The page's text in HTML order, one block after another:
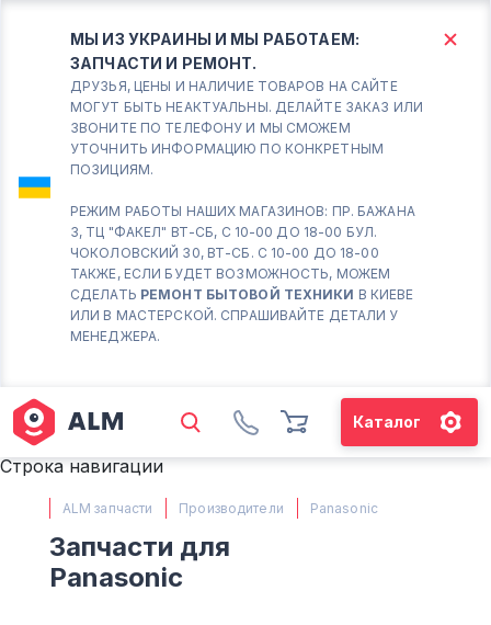
МЫ ИЗ УКРАИНЫ И МЫ РАБОТАЕМ:
ЗАПЧАСТИ И РЕМОНТ.
ДРУЗЬЯ, ЦЕНЫ И НАЛИЧИЕ ТОВАРОВ НА САЙТЕ
МОГУТ БЫТЬ НЕАКТУАЛЬНЫ. ДЕЛАЙТЕ ЗАКАЗ ИЛИ
ЗВОНИТЕ ПО ТЕЛЕФОНУ И МЫ СМОЖЕМ
УТОЧНИТЬ ИНФОРМАЦИЮ ПО КОНКРЕТНЫМ
ПОЗИЦИЯМ.
РЕЖИМ РАБОТЫ НАШИХ МАГАЗИНОВ: ПР. БАЖАНА
3, ТЦ "ФАКЕЛ" ВТ-СБ, С 10-00 ДО 18-00 БУЛ.
ЧОКОЛОВСКИЙ 30, ВТ-СБ. С 10-00 ДО 18-00
ТАКЖЕ, ЕСЛИ БУДЕТ ВОЗМОЖНОСТЬ, МОЖЕМ
СДЕЛАТЬ РЕМОНТ БЫТОВОЙ ТЕХНИКИ В КИЕВЕ
ИЛИ В МАСТЕРСКОЙ. СПРАШИВАЙТЕ ДЕТАЛИ У
МЕНЕДЖЕРА.
Каталог
КИЕВ БОРИСПОЛЬ
Вт.- Сб.
10:00 - 18:00
Соломенский район - ВТ-
СБ. с 10-00 до 18-00
(098) 672 76 42
(063) 722 37 14
М. ХАРЬКОВСКАЯ - ВТ-СБ, С
(067) 385 27 70
(063) 527 27 00
(044) 332 76 42
КАРТА
Строка навигации
ALM запчасти Производители Panasonic
Запчасти для
Panasonic